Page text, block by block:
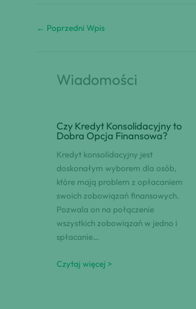
← Poprzedni Wpis
Wiadomości
Czy Kredyt Konsolidacyjny to
Dobra Opcja Finansowa?
Kredyt konsolidacyjny jest
doskonałym wyborem dla osób,
które mają problem z opłacaniem
swoich zobowiązań finansowych.
Pozwala on na połączenie
wszystkich zobowiązań w jedno i
spłacanie…
Czytaj więcej >